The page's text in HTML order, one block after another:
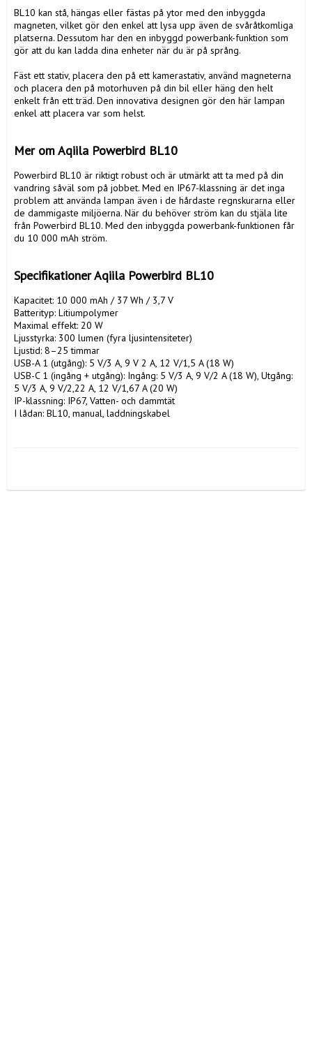
BL10 kan stå, hängas eller fästas på ytor med den inbyggda
magneten, vilket gör den enkel att lysa upp även de svåråtkomliga
platserna. Dessutom har den en inbyggd powerbank-funktion som
gör att du kan ladda dina enheter när du är på språng.
Fäst ett stativ, placera den på ett kamerastativ, använd magneterna
och placera den på motorhuven på din bil eller häng den helt
enkelt från ett träd. Den innovativa designen gör den här lampan
enkel att placera var som helst.
Mer om Aqiila Powerbird BL10
Powerbird BL10 är riktigt robust och är utmärkt att ta med på din
vandring såväl som på jobbet. Med en IP67-klassning är det inga
problem att använda lampan även i de hårdaste regnskurarna eller
de dammigaste miljöerna. När du behöver ström kan du stjäla lite
från Powerbird BL10. Med den inbyggda powerbank-funktionen får
du 10 000 mAh ström.
Specifikationer Aqiila Powerbird BL10
Kapacitet: 10 000 mAh / 37 Wh / 3,7 V
Batterityp: Litiumpolymer
Maximal effekt: 20 W
Ljusstyrka: 300 lumen (fyra ljusintensiteter)
Ljustid: 8–25 timmar
USB-A 1 (utgång): 5 V/3 A, 9 V 2 A, 12 V/1,5 A (18 W)
USB-C 1 (ingång + utgång): Ingång: 5 V/3 A, 9 V/2 A (18 W), Utgång:
5 V/3 A, 9 V/2,22 A, 12 V/1,67 A (20 W)
IP-klassning: IP67, Vatten- och dammtät
I lådan: BL10, manual, laddningskabel